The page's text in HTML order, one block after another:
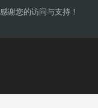
感谢您的访问与支持！